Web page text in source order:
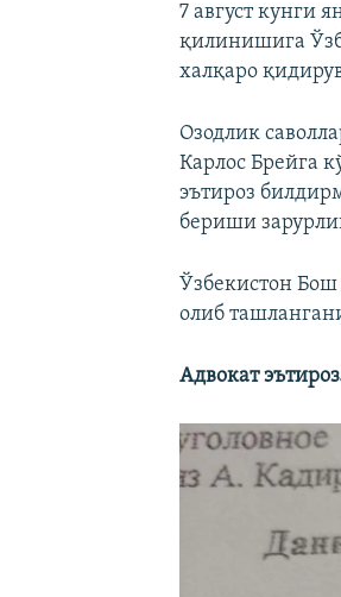
7 август кунги
қилинишига
халқаро
Озодлик
Карлос Брейга
эътироз
бериши
Ўзбекистон
олиб
Адвокат